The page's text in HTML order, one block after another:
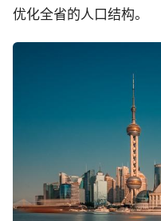
优化全省的人口结构。